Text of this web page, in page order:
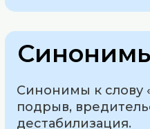
Синонимы к слову
подрыв,
дестабилизация.